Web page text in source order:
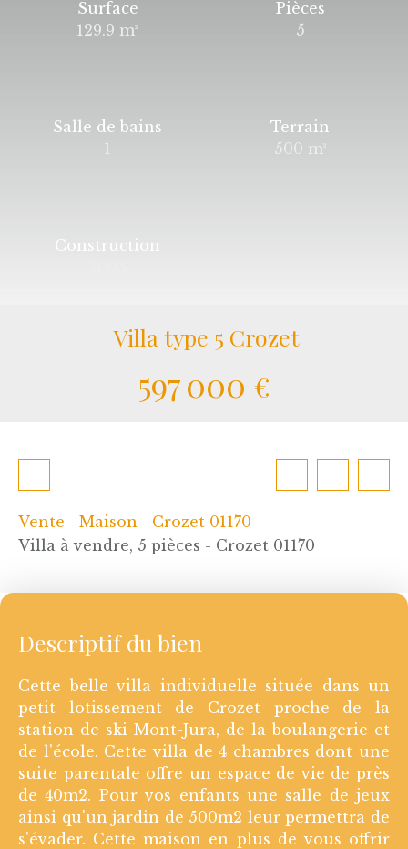
Surface
129.9 m²
Pièces
5
Salle de bains
1
Terrain
500 m²
Construction
Villa type 5 Crozet
597 000 €
Vente Maison
Crozet 01170
Villa à vendre, 5 pièces - Crozet 01170
Descriptif du bien
Cette belle villa individuelle située dans un
petit lotissement de Crozet proche de la
station de ski Mont-Jura, de la boulangerie et
de l'école. Cette villa de 4 chambres dont une
suite parentale offre un espace de vie de près
de 40m2. Pour vos enfants une salle de jeux
ainsi qu'un jardin de 500m2 leur permettra de
s'évader. Cette maison en plus de vous offrir